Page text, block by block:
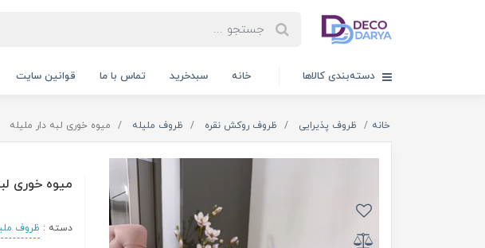
دسته‌بندی کالاها خانه سبدخرید تماس با ما قوانین سایت
خانه ظروف پذیرایی ظروف روکش نقره ظروف ملیله میوه خوری لبه دار ملیله
میوه خوری
دسته : ظروف